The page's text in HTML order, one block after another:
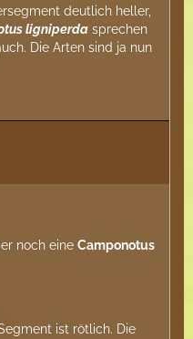
deutlich heller,
ligniperda sprechen
Die Arten sind ja nun
noch eine Camponotus
ist rötlich. Die